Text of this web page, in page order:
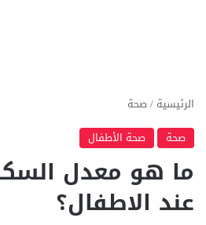
الرئيسية /صحة
صحة
صحة الأطفال
ما هو معدل
عند الاطفال؟